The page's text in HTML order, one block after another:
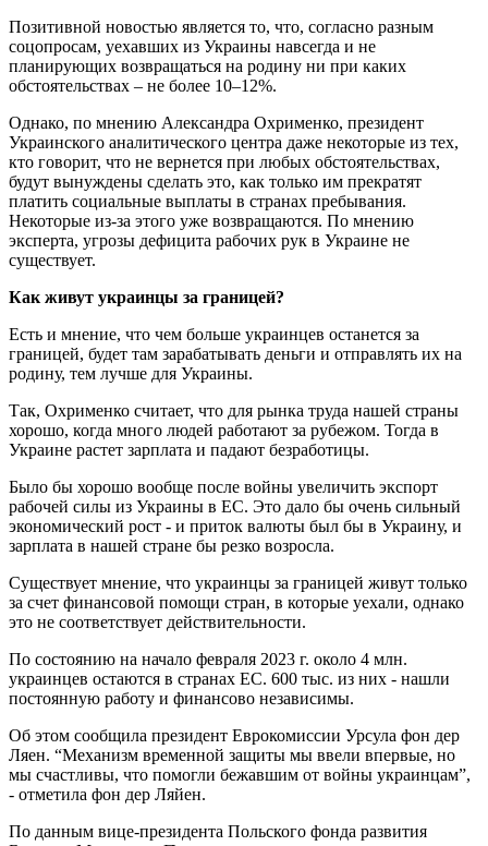
Позитивной новостью является то, что, согласно разным
соцопросам, уехавших из Украины навсегда и не
планирующих возвращаться на родину ни при каких
обстоятельствах – не более 10–12%.
Однако, по мнению Александра Охрименко, президент
Украинского аналитического центра даже некоторые из тех,
кто говорит, что не вернется при любых обстоятельствах,
будут вынуждены сделать это, как только им прекратят
платить социальные выплаты в странах пребывания.
Некоторые из-за этого уже возвращаются. По мнению
эксперта, угрозы дефицита рабочих рук в Украине не
существует.
Как живут украинцы за границей?
Есть и мнение, что чем больше украинцев останется за
границей, будет там зарабатывать деньги и отправлять их на
родину, тем лучше для Украины.
Так, Охрименко считает, что для рынка труда нашей страны
хорошо, когда много людей работают за рубежом. Тогда в
Украине растет зарплата и падают безработицы.
Было бы хорошо вообще после войны увеличить экспорт
рабочей силы из Украины в ЕС. Это дало бы очень сильный
экономический рост - и приток валюты был бы в Украину, и
зарплата в нашей стране бы резко возросла.
Существует мнение, что украинцы за границей живут только
за счет финансовой помощи стран, в которые уехали, однако
это не соответствует действительности.
По состоянию на начало февраля 2023 г. около 4 млн.
украинцев остаются в странах ЕС. 600 тыс. из них - нашли
постоянную работу и финансово независимы.
Об этом сообщила президент Еврокомиссии Урсула фон дер
Ляен. “Механизм временной защиты мы ввели впервые, но
мы счастливы, что помогли бежавшим от войны украинцам”,
- отметила фон дер Ляйен.
По данным вице-президента Польского фонда развития